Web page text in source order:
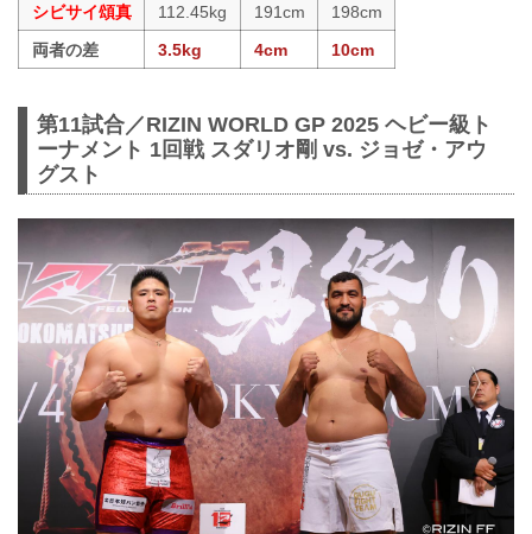
シビサイ頌真
112.45kg 191cm
198cm
両者の差
3.5kg 4cm 10cm
第11試合／RIZIN WORLD GP 2025 ヘビー級ト
ーナメント 1回戦 スダリオ剛 vs. ジョゼ・アウ
グスト